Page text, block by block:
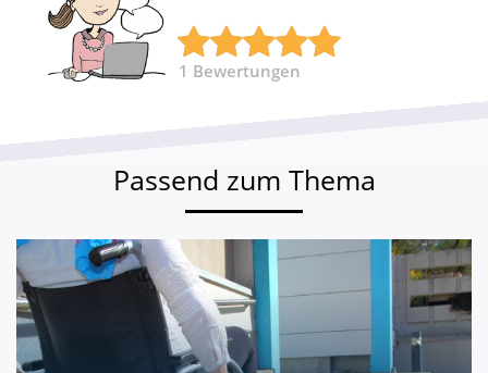
1 Bewertungen
Passend zum Thema